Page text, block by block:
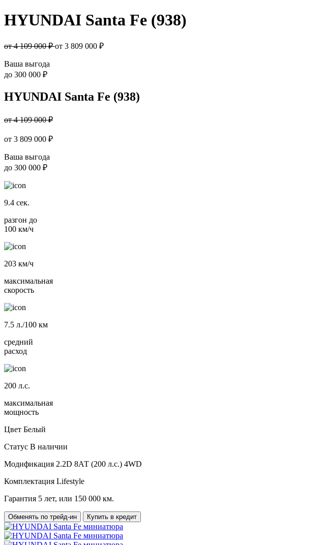
HYUNDAI Santa Fe (938)
от 4 109 000 ₽от 3 809 000 ₽
Ваша выгода
до 300 000 ₽
HYUNDAI Santa Fe (938)
от 4 109 000 ₽
от 3 809 000 ₽
Ваша выгода
до 300 000 ₽
9.4 сек.
разгон до
100 км/ч
203 км/ч
максимальная
скорость
7.5 л./100 км
средний
расход
200 л.с.
максимальная
мощность
Цвет Белый
Статус В наличии
Модификация 2.2D 8АТ (200 л.с.) 4WD
Комплектация Lifestyle
Гарантия 5 лет, или 150 000 км.
Обменять по трейд-ин Купить в кредит